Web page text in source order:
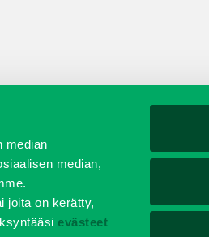
median
median,
joita on kerätty,
evästeet